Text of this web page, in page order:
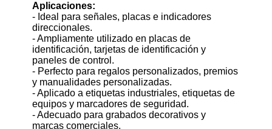
Aplicaciones:
- Ideal para señales, placas e indicadores
direccionales.
- Ampliamente utilizado en placas de
identificación, tarjetas de identificación y
paneles de control.
- Perfecto para regalos personalizados, premios
y manualidades personalizadas.
- Aplicado a etiquetas industriales, etiquetas de
equipos y marcadores de seguridad.
- Adecuado para grabados decorativos y
marcas comerciales.